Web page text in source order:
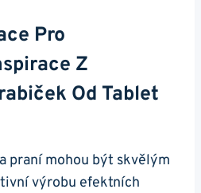
Pro
Z
Od Tablet
praní mohou⁢ být skvělým
výrobu efektních